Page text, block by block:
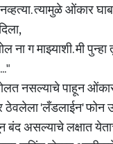
त्यामुळे ओंकार
ग माझ्याशी. मी
नसल्याचे पाहून
ठेवलेला 'लँडलाईन' फोन
बंद असल्याचे लक्षात